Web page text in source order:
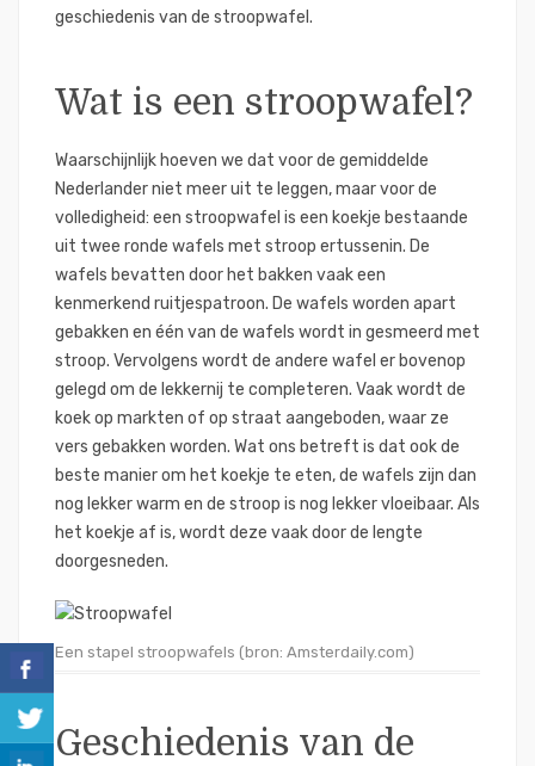
geschiedenis van de stroopwafel.
Wat is een stroopwafel?
Waarschijnlijk hoeven we dat voor de gemiddelde
Nederlander niet meer uit te leggen, maar voor de
volledigheid: een stroopwafel is een koekje bestaande
uit twee ronde wafels met stroop ertussenin. De
wafels bevatten door het bakken vaak een
kenmerkend ruitjespatroon. De wafels worden apart
gebakken en één van de wafels wordt in gesmeerd met
stroop. Vervolgens wordt de andere wafel er bovenop
gelegd om de lekkernij te completeren. Vaak wordt de
koek op markten of op straat aangeboden, waar ze
vers gebakken worden. Wat ons betreft is dat ook de
beste manier om het koekje te eten, de wafels zijn dan
nog lekker warm en de stroop is nog lekker vloeibaar. Als
het koekje af is, wordt deze vaak door de lengte
doorgesneden.
Een stapel stroopwafels (bron: Amsterdaily.com)
Geschiedenis van de